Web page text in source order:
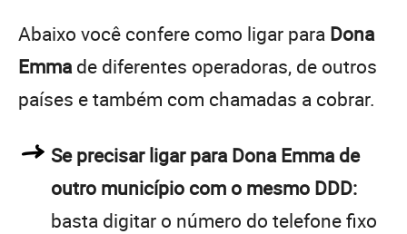
Abaixo você confere como ligar para Dona
Emma de diferentes operadoras, de outros
países e também com chamadas a cobrar.
Se precisar ligar para Dona Emma de
outro município com o mesmo DDD:
basta digitar o número do telefone fixo